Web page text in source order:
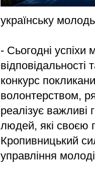
українську
- Сьогодні успіхи
конкурс
волонтерством,
реалізує важливі
людей, які своєю
Кропивницький
управління